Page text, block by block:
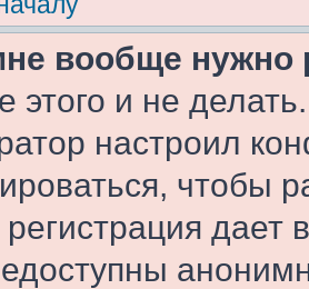
вообще нужно
и не
настроил
чтобы